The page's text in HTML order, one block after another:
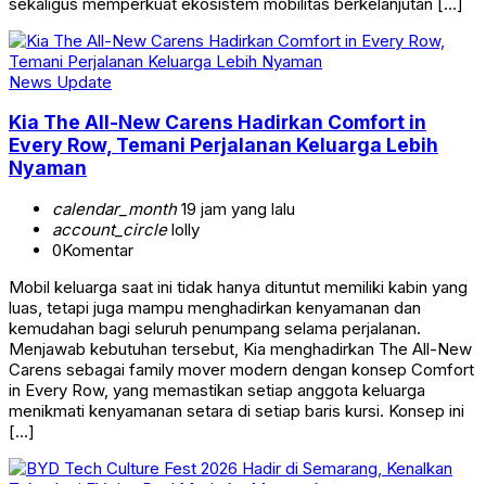
News Update
Kia The All-New Carens Hadirkan Comfort in
Every Row, Temani Perjalanan Keluarga Lebih
Nyaman
calendar_month19 jam yang lalu
account_circlelolly
0Komentar
Mobil keluarga saat ini tidak hanya dituntut memiliki kabin yang
luas, tetapi juga mampu menghadirkan kenyamanan dan
kemudahan bagi seluruh penumpang selama perjalanan.
Menjawab kebutuhan tersebut, Kia menghadirkan The All-New
Carens sebagai family mover modern dengan konsep Comfort
in Every Row, yang memastikan setiap anggota keluarga
menikmati kenyamanan setara di setiap baris kursi. Konsep ini
[…]